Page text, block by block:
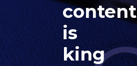
content
is
king